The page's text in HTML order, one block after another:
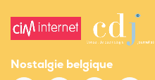
Nostalgie belgique